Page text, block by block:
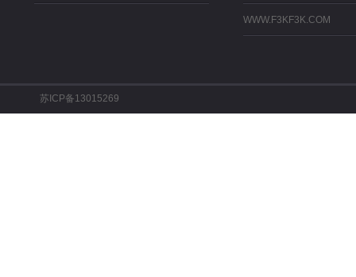
WWW.F3KF3K.COM
苏ICP备13015269